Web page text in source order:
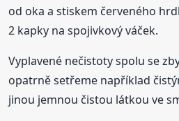
od oka a stiskem červeného
2 kapky na spojivkový váček.
Vyplavené nečistoty spolu se
opatrně setřeme například
jinou jemnou čistou látkou ve